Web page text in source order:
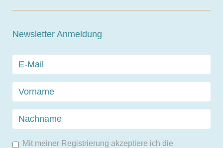
Newsletter Anmeldung
Mit meiner Registrierung akzeptiere ich die